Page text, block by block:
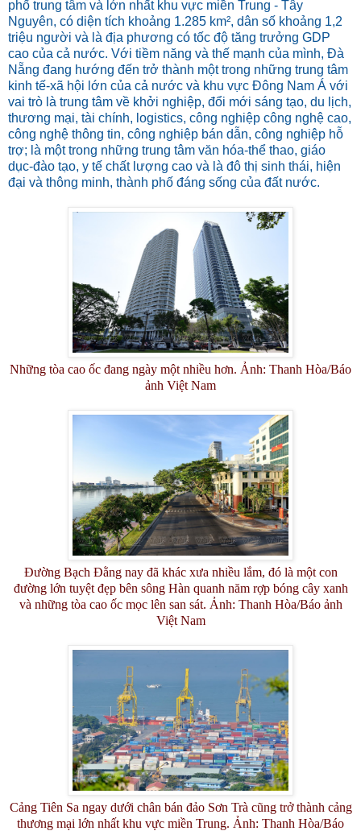
phố trung tâm và lớn nhất khu vực miền Trung - Tây
Nguyên, có diện tích khoảng 1.285 km², dân số khoảng 1,2
triệu người và là địa phương có tốc độ tăng trưởng GDP
cao của cả nước. Với tiềm năng và thế mạnh của mình, Đà
Nẵng đang hướng đến trở thành một trong những trung tâm
kinh tế-xã hội lớn của cả nước và khu vực Đông Nam Á với
vai trò là trung tâm về khởi nghiệp, đổi mới sáng tạo, du lịch,
thương mại, tài chính, logistics, công nghiệp công nghệ cao,
công nghệ thông tin, công nghiệp bán dẫn, công nghiệp hỗ
trợ; là một trong những trung tâm văn hóa-thể thao, giáo
dục-đào tạo, y tế chất lượng cao và là đô thị sinh thái, hiện
đại và thông minh, thành phố đáng sống của đất nước.
Những tòa cao ốc đang ngày một nhiều hơn. Ảnh: Thanh Hòa/Báo
ảnh Việt Nam
Đường Bạch Đằng nay đã khác xưa nhiều lắm, đó là một con
đường lớn tuyệt đẹp bên sông Hàn quanh năm rợp bóng cây xanh
và những tòa cao ốc mọc lên san sát. Ảnh: Thanh Hòa/Báo ảnh
Việt Nam
Cảng Tiên Sa ngay dưới chân bán đảo Sơn Trà cũng trở thành cảng
thương mại lớn nhất khu vực miền Trung. Ảnh: Thanh Hòa/Báo